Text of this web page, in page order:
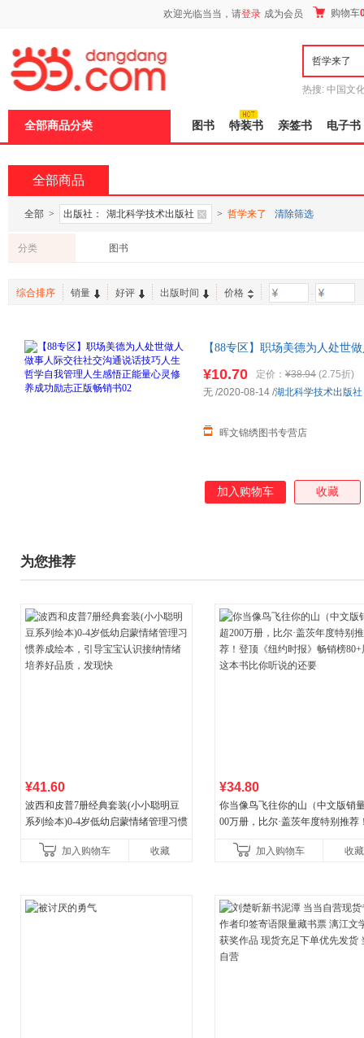
欢迎光临当当，请登录 成为会员 购物车
热搜: 中国文
全部商品分类 图书 特装书 亲签书 电子书
全部商品
全部 > 出版社： 湖北科学技术出版社 > 哲学来了 清除筛选
分类 图书
综合排序 销量 好评 出版时间 价格 -
【88专区】职场美德为人处世
选3本20 5本29.8
¥10.70 定价： ¥38.94 (2.75折)
晖文锦绣图书专营店
无 /2020-08-14 /湖北科学技术出版社
加入购物车 收藏
为您推荐
¥41.60
波西和皮普7册经典套装(小小聪明豆
系列绘本)0-4岁低幼启蒙情绪管理习惯
养好品质，发现快
加入购物车 收藏
¥34.80
你当像鸟飞往你的山（中文版销
00万册，比尔·盖茨年度特别推荐
比你听说的还要
加入购物车 收藏
页
加